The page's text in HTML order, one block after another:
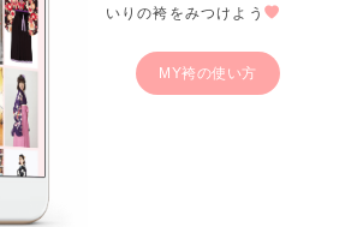
いりの袴をみつけよう
MY袴の使い方